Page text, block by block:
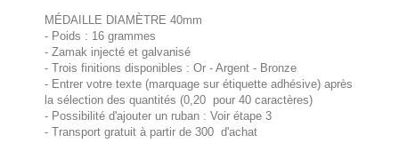
MÉDAILLE DIAMÈTRE 40mm
- Poids : 16 grammes
- Zamak injecté et galvanisé
- Trois finitions disponibles : Or - Argent - Bronze
- Entrer votre texte (marquage sur étiquette adhésive) après
la sélection des quantités (0,20  pour 40 caractères)
- Possibilité d'ajouter un ruban : Voir étape 3
- Transport gratuit à partir de 300  d'achat